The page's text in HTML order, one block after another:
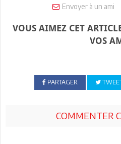
Envoyer à un ami
VOUS AIMEZ CET
VOS
PARTAGER
COMMENTER